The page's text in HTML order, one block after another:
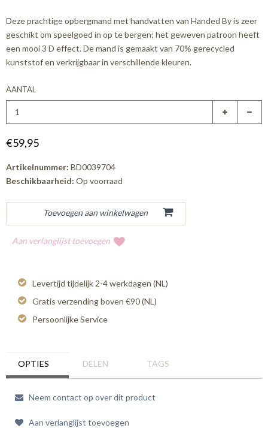
Deze prachtige opbergmand met handvatten van Handed By is zeer
geschikt om speelgoed in op te bergen; het geweven patroon heeft
een mooi 3 D effect. De mand is gemaakt van 70% gerecycled
kunststof en verkrijgbaar in verschillende kleuren.
AANTAL
€59,95
Artikelnummer: BD0039704
Beschikbaarheid: Op voorraad
Aan verlanglijst toevoegen
Levertijd tijdelijk 2-4 werkdagen (NL)
Gratis verzending boven €90 (NL)
Persoonlijke Service
OPTIES DELEN TAGS
Neem contact op over dit product
Aan verlanglijst toevoegen